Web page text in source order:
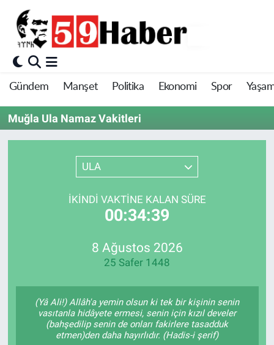
Gündem Manşet Politika Ekonomi Spor
Muğla Ula Namaz Vakitleri
ULA
İKINDI VAKTINE KALAN SÜRE
00:34:39
8 Ağustos 2026
25 Safer 1448
(Yâ Ali!) Allâh'a yemin olsun ki tek bir kişinin senin
vasıtanla hidâyete ermesi, senin için kızıl develer
(bahşedilip senin de onları fakirlere tasadduk
etmen)den daha hayırlıdır. (Hadis-i şerif)